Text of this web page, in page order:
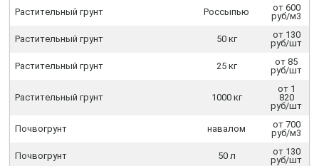
Растительный грунт Россыпью
от 600
руб/м3
Растительный грунт 50 кг
от 130
руб/шт
Растительный грунт 25 кг
от 85
руб/шт
Растительный грунт 1000 кг
от 1
820
руб/шт
Почвогрунт навалом
от 700
руб/м3
Почвогрунт 50 л
от 130
руб/шт